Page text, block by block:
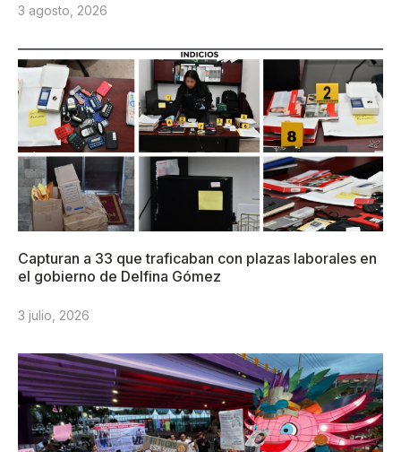
3 agosto, 2026
Capturan a 33 que traficaban con plazas laborales en
el gobierno de Delfina Gómez
3 julio, 2026